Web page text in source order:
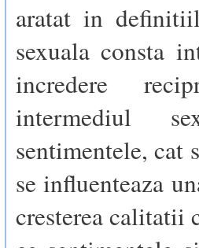
aratat in
sexuala consta
incredere
intermediul
sentimentele, cat
se influenteaza
cresterea calitatii